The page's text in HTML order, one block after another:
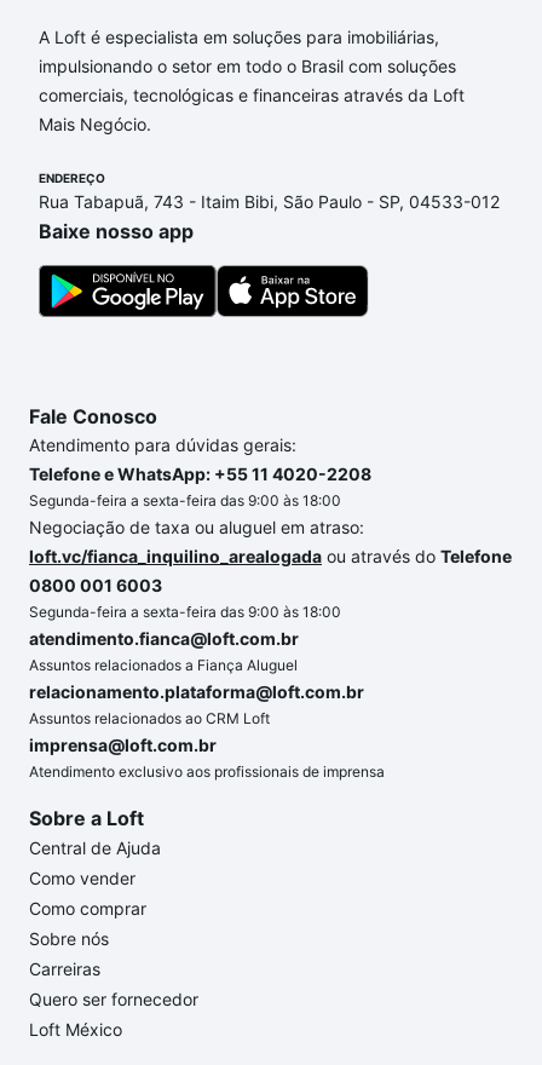
Jambeiro, Campinas, SP que custam a partir de R$
0 e com nossas opções de financiamento imobiliário
as parcelas podem se adequar ao seu orçamento.
Se ainda tem alguma dúvida dos custos envolvidos
quanto custa comprar um apartamento
a gente para comprar o imóvel dos seus sonhos
com segurança e conforto. Loft, com você até as
chaves.
A Loft é especialista em soluções para imobiliárias,
impulsionando o setor em todo o Brasil com soluções
comerciais, tecnológicas e financeiras através da Loft
Mais Negócio.
ENDEREÇO
Rua Tabapuã, 743 - Itaim Bibi, São Paulo - SP, 04533-012
Baixe nosso app
Fale Conosco
Atendimento para dúvidas gerais:
Telefone e WhatsApp: +55 11 4020-2208
Segunda-feira a sexta-feira das 9:00 às 18:00
Negociação de taxa ou aluguel em atraso:
loft.vc/fianca_inquilino_arealogada ou através do Telefone
0800 001 6003
Segunda-feira a sexta-feira das 9:00 às 18:00
atendimento.fianca@loft.com.br
Assuntos relacionados a Fiança Aluguel
relacionamento.plataforma@loft.com.br
Assuntos relacionados ao CRM Loft
imprensa@loft.com.br
Atendimento exclusivo aos profissionais de imprensa
Sobre a Loft
Central de Ajuda
Como vender
Como comprar
Sobre nós
Carreiras
Quero ser fornecedor
Loft México